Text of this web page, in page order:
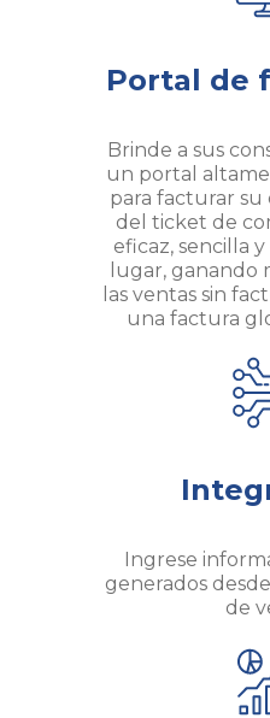
Portal de
Brinde a sus
un portal
para facturar su
del ticket de
eficaz, sencilla
lugar, ganando
las ventas sin
una factura
Ingrese
generados
de